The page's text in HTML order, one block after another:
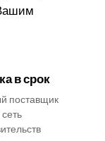
в срок
поставщик